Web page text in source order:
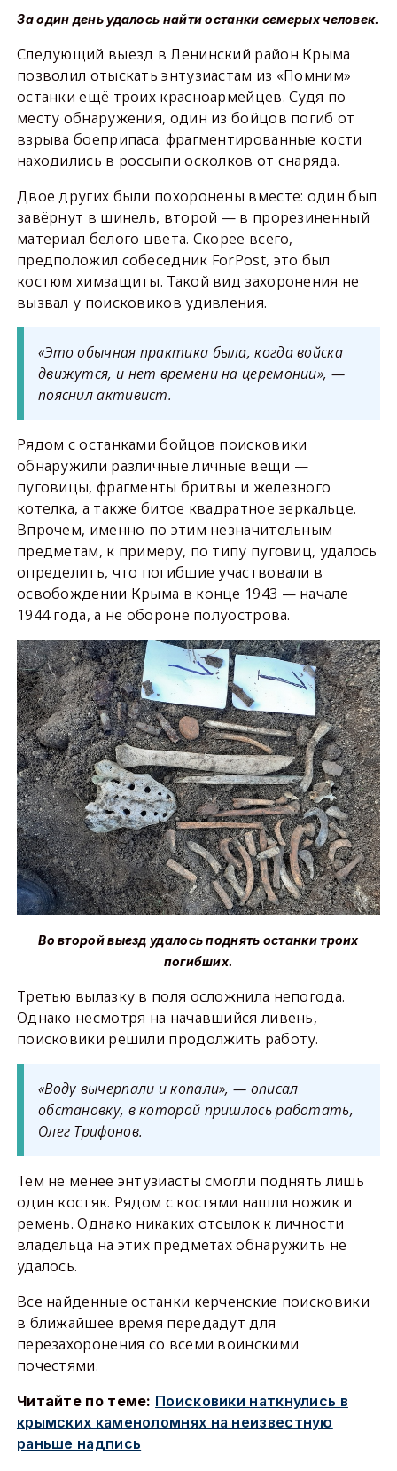
За один день удалось найти останки семерых человек.
Следующий выезд в Ленинский район Крыма
позволил отыскать энтузиастам из «Помним»
останки ещё троих красноармейцев. Судя по
месту обнаружения, один из бойцов погиб от
взрыва боеприпаса: фрагментированные кости
находились в россыпи осколков от снаряда.
Двое других были похоронены вместе: один был
завёрнут в шинель, второй — в прорезиненный
материал белого цвета. Скорее всего,
предположил собеседник ForPost, это был
костюм химзащиты. Такой вид захоронения не
вызвал у поисковиков удивления.
«Это обычная практика была, когда войска
движутся, и нет времени на церемонии», —
пояснил активист.
Рядом с останками бойцов поисковики
обнаружили различные личные вещи —
пуговицы, фрагменты бритвы и железного
котелка, а также битое квадратное зеркальце.
Впрочем, именно по этим незначительным
предметам, к примеру, по типу пуговиц, удалось
определить, что погибшие участвовали в
освобождении Крыма в конце 1943 — начале
1944 года, а не обороне полуострова.
Во второй выезд удалось поднять останки троих
погибших.
Третью вылазку в поля осложнила непогода.
Однако несмотря на начавшийся ливень,
поисковики решили продолжить работу.
«Воду вычерпали и копали», — описал
обстановку, в которой пришлось работать,
Олег Трифонов.
Тем не менее энтузиасты смогли поднять лишь
один костяк. Рядом с костями нашли ножик и
ремень. Однако никаких отсылок к личности
владельца на этих предметах обнаружить не
удалось.
Все найденные останки керченские поисковики
в ближайшее время передадут для
перезахоронения со всеми воинскими
почестями.
Читайте по теме: Поисковики наткнулись в
крымских каменоломнях на неизвестную
раньше надпись